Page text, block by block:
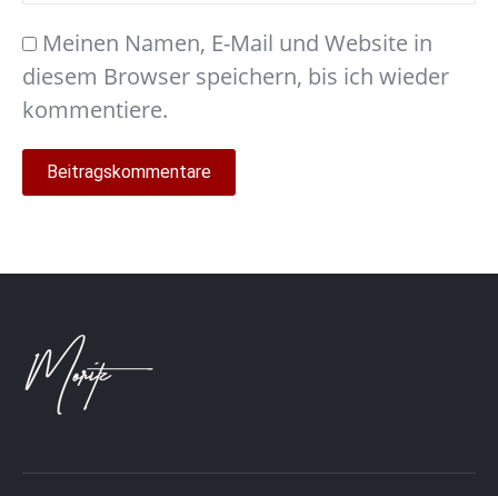
Meinen Namen, E-Mail und Website in
diesem Browser speichern, bis ich wieder
kommentiere.
Beitragskommentare